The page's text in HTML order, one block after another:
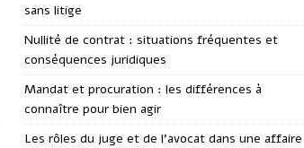
sans litige
Nullité de contrat : situations fréquentes et
conséquences juridiques
Mandat et procuration : les différences à
connaître pour bien agir
Les rôles du juge et de l’avocat dans une affaire